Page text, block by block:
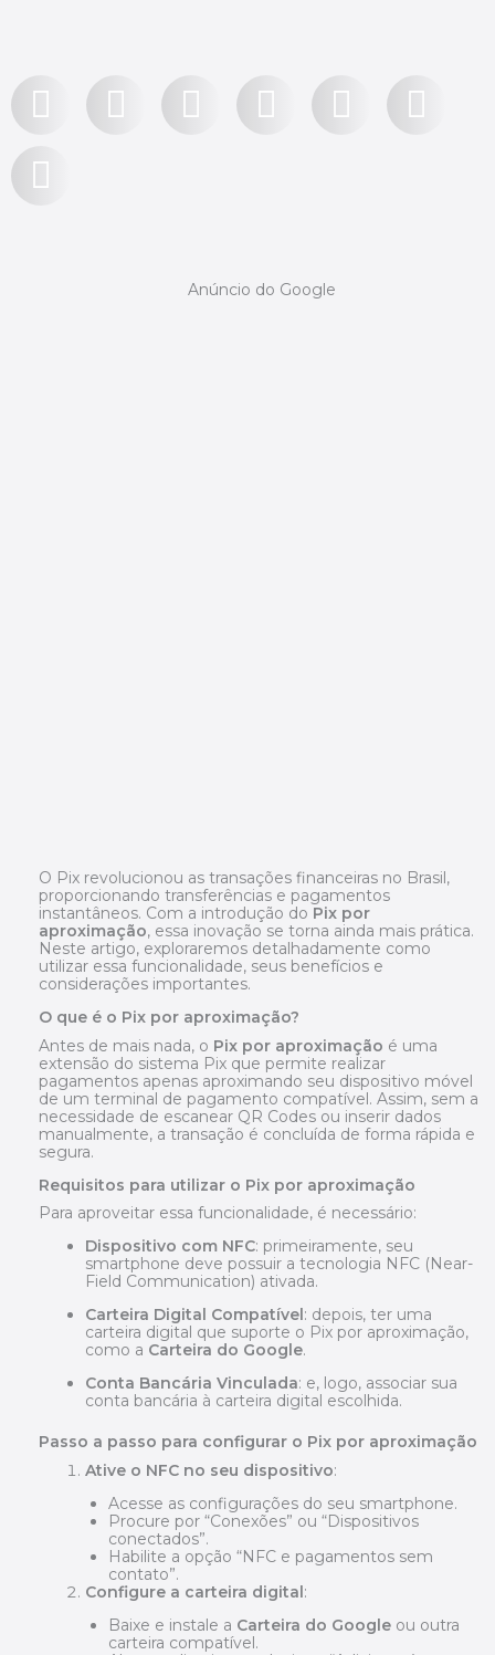
Anúncio do Google
O Pix revolucionou as transações financeiras no Brasil,
proporcionando transferências e pagamentos
instantâneos. Com a introdução do Pix por
aproximação, essa inovação se torna ainda mais prática.
Neste artigo, exploraremos detalhadamente como
utilizar essa funcionalidade, seus benefícios e
considerações importantes.
O que é o Pix por aproximação?
Antes de mais nada, o Pix por aproximação é uma
extensão do sistema Pix que permite realizar
pagamentos apenas aproximando seu dispositivo móvel
de um terminal de pagamento compatível. Assim, sem a
necessidade de escanear QR Codes ou inserir dados
manualmente, a transação é concluída de forma rápida e
segura.
Requisitos para utilizar o Pix por aproximação
Para aproveitar essa funcionalidade, é necessário:
Dispositivo com NFC: primeiramente, seu
smartphone deve possuir a tecnologia NFC (Near-
Field Communication) ativada.
Carteira Digital Compatível: depois, ter uma
carteira digital que suporte o Pix por aproximação,
como a Carteira do Google.
Conta Bancária Vinculada: e, logo, associar sua
conta bancária à carteira digital escolhida.
Passo a passo para configurar o Pix por aproximação
Ative o NFC no seu dispositivo:
Acesse as configurações do seu smartphone.
Procure por “Conexões” ou “Dispositivos
conectados”.
Habilite a opção “NFC e pagamentos sem
contato”.
Configure a carteira digital:
Baixe e instale a Carteira do Google ou outra
carteira compatível.